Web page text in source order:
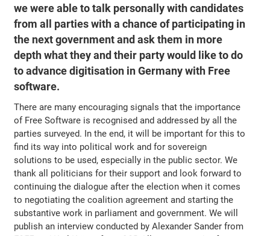
we were able to talk personally with candidates
from all parties with a chance of participating in
the next government and ask them in more
depth what they and their party would like to do
to advance digitisation in Germany with Free
software.
There are many encouraging signals that the importance
of Free Software is recognised and addressed by all the
parties surveyed. In the end, it will be important for this to
find its way into political work and for sovereign
solutions to be used, especially in the public sector. We
thank all politicians for their support and look forward to
continuing the dialogue after the election when it comes
to negotiating the coalition agreement and starting the
substantive work in parliament and government. We will
publish an interview conducted by Alexander Sander from